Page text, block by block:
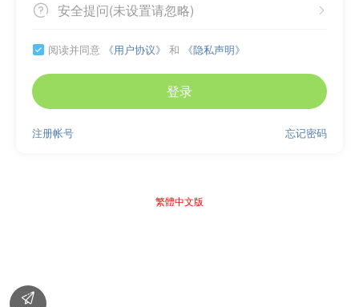
 
安全提问(未设置请忽略)
 阅读并同意 《用户协议》 和 《隐私声明》
登录
忘记密码
注册帐号
繁體中文版
